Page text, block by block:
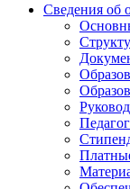
Сведения об